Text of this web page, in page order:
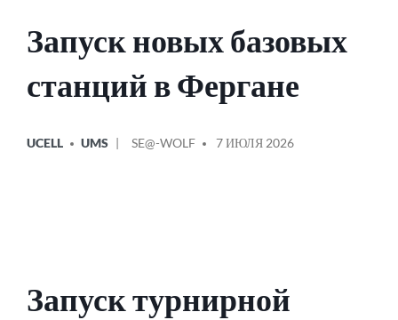
Запуск новых базовых
станций в Фергане
В
UCELL UMS
ОТ
SE@-WOLF 7 ИЮЛЯ 2026
Запуск турнирной